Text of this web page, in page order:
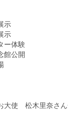
示
示
ー体験
館公開
大使 松木里奈さん